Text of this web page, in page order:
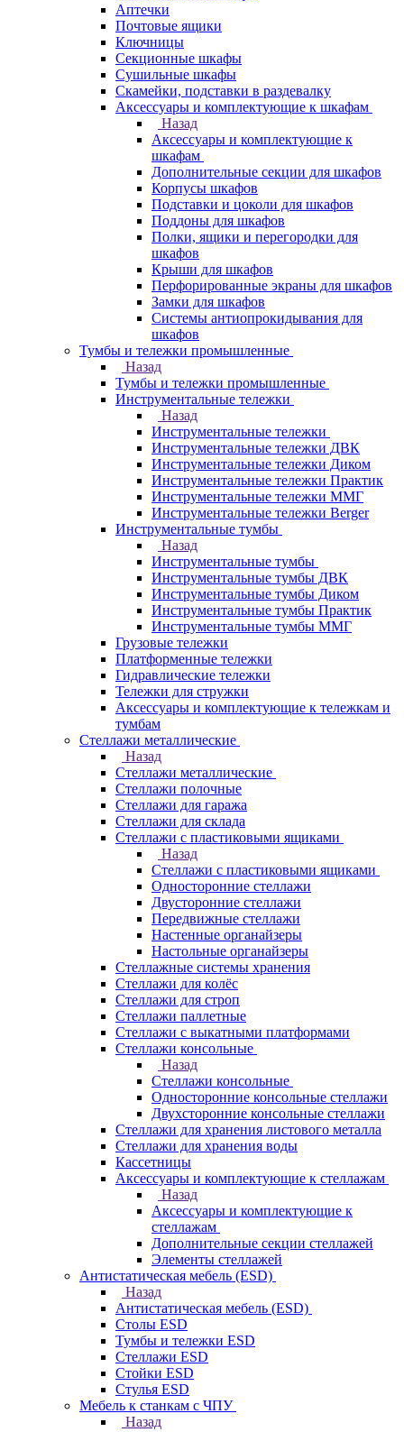
Аптечки
Почтовые ящики
Ключницы
Секционные шкафы
Сушильные шкафы
Скамейки, подставки в раздевалку
Аксессуары и комплектующие к шкафам
Назад
Аксессуары и комплектующие к
шкафам
Дополнительные секции для шкафов
Корпусы шкафов
Подставки и цоколи для шкафов
Поддоны для шкафов
Полки, ящики и перегородки для
шкафов
Крыши для шкафов
Перфорированные экраны для шкафов
Замки для шкафов
Системы антиопрокидывания для
шкафов
Тумбы и тележки промышленные
Назад
Тумбы и тележки промышленные
Инструментальные тележки
Назад
Инструментальные тележки
Инструментальные тележки ДВК
Инструментальные тележки Диком
Инструментальные тележки Практик
Инструментальные тележки ММГ
Инструментальные тележки Berger
Инструментальные тумбы
Назад
Инструментальные тумбы
Инструментальные тумбы ДВК
Инструментальные тумбы Диком
Инструментальные тумбы Практик
Инструментальные тумбы ММГ
Грузовые тележки
Платформенные тележки
Гидравлические тележки
Тележки для стружки
Аксесcуары и комплектующие к тележкам и
тумбам
Стеллажи металлические
Назад
Стеллажи металлические
Стеллажи полочные
Стеллажи для гаража
Стеллажи для склада
Стеллажи с пластиковыми ящиками
Назад
Стеллажи с пластиковыми ящиками
Односторонние стеллажи
Двусторонние стеллажи
Передвижные стеллажи
Настенные органайзеры
Настольные органайзеры
Стеллажные системы хранения
Стеллажи для колёс
Стеллажи для строп
Стеллажи паллетные
Стеллажи с выкатными платформами
Стеллажи консольные
Назад
Стеллажи консольные
Односторонние консольные стеллажи
Двухсторонние консольные стеллажи
Стеллажи для хранения листового металла
Стеллажи для хранения воды
Кассетницы
Аксесcуары и комплектующие к стеллажам
Назад
Аксесcуары и комплектующие к
стеллажам
Дополнительные секции стеллажей
Элементы стеллажей
Антистатическая мебель (ESD)
Назад
Антистатическая мебель (ESD)
Столы ESD
Тумбы и тележки ESD
Стеллажи ESD
Стойки ESD
Стулья ESD
Мебель к станкам с ЧПУ
Назад